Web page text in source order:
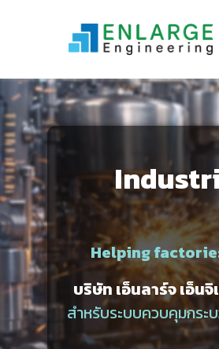
Helping
บริษัท เอ็นลาร์จ เอ็นจิ
สำหรับระบบควบคุมกระ